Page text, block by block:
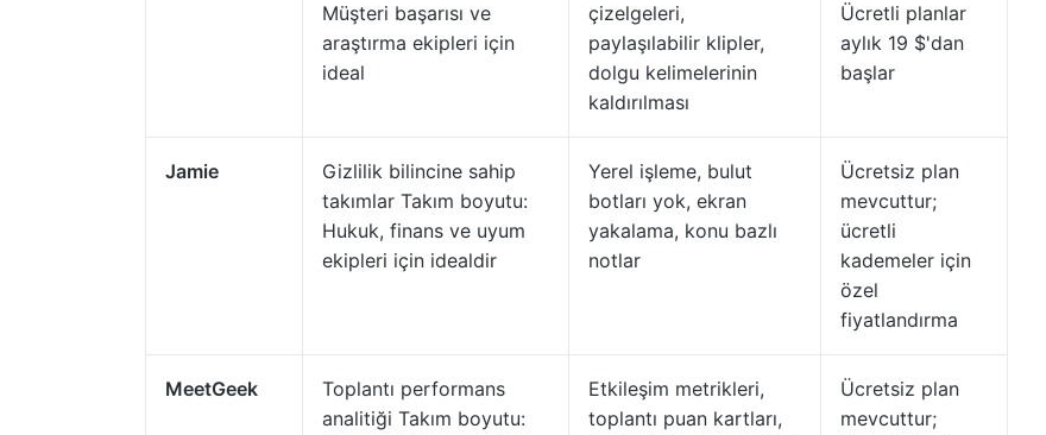
Müşteri başarısı ve
araştırma ekipleri için
ideal
çizelgeleri,
paylaşılabilir klipler,
dolgu kelimelerinin
kaldırılması
Ücretli planlar
aylık 19 $'dan
başlar
Jamie
Gizlilik bilincine sahip
takımlar Takım boyutu:
Hukuk, finans ve uyum
ekipleri için idealdir
Yerel işleme, bulut
botları yok, ekran
yakalama, konu bazlı
notlar
Ücretsiz plan
mevcuttur;
ücretli
kademeler için
özel
fiyatlandırma
MeetGeek
Toplantı performans
analitiği Takım boyutu:
Etkileşim metrikleri,
toplantı puan kartları,
Ücretsiz plan
mevcuttur;